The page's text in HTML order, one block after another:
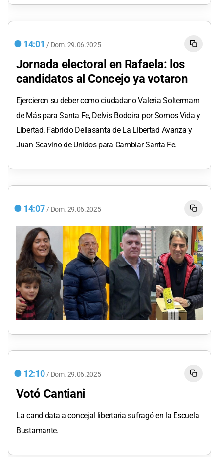
14:01 / Dom. 29.06.2025
Jornada electoral en Rafaela: los
candidatos al Concejo ya votaron
Ejercieron su deber como ciudadano Valeria Soltermam
de Más para Santa Fe, Delvis Bodoira por Somos Vida y
Libertad, Fabricio Dellasanta de La Libertad Avanza y
Juan Scavino de Unidos para Cambiar Santa Fe.
14:07 / Dom. 29.06.2025
12:10 / Dom. 29.06.2025
Votó Cantiani
La candidata a concejal libertaria sufragó en la Escuela
Bustamante.